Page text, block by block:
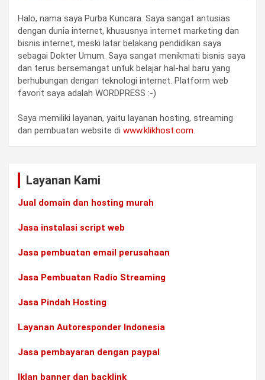
Halo, nama saya Purba Kuncara. Saya sangat antusias
dengan dunia internet, khususnya internet marketing dan
bisnis internet, meski latar belakang pendidikan saya
sebagai Dokter Umum. Saya sangat menikmati bisnis saya
dan terus bersemangat untuk belajar hal-hal baru yang
berhubungan dengan teknologi internet. Platform web
favorit saya adalah WORDPRESS :-)
Saya memiliki layanan, yaitu layanan hosting, streaming
dan pembuatan website di www.klikhost.com.
Layanan Kami
Jual domain dan hosting murah
Jasa instalasi script web
Jasa pembuatan email perusahaan
Jasa Pembuatan Radio Streaming
Jasa Pindah Hosting
Layanan Autoresponder Indonesia
Jasa pembayaran dengan paypal
Iklan banner dan backlink